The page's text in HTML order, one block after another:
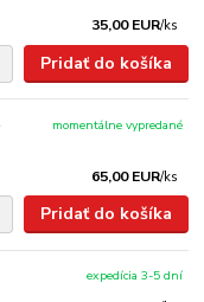
35,00 EUR/ks
Pridať do košíka
65,00 EUR/ks
momentálne vypredané
Pridať do košíka
expedícia 3-5 dní